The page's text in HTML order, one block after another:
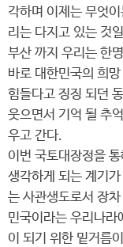
각하며 이제는 무엇
리는 다지고 있는 것
부산 까지 우리는 한
바로 대한민국의 희
힘들다고 징징 되던
웃으면서 기억 될 추
우고 간다.
이번 국토대장정을
생각하게 되는 계기
는 사관생도로서 장
민국이라는 우리나라
이 되기 위한 밑거름